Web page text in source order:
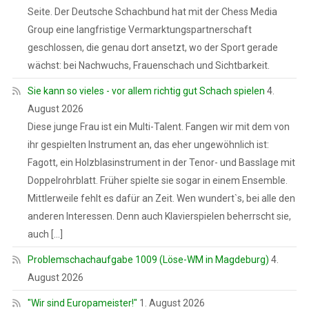
Seite. Der Deutsche Schachbund hat mit der Chess Media
Group eine langfristige Vermarktungspartnerschaft
geschlossen, die genau dort ansetzt, wo der Sport gerade
wächst: bei Nachwuchs, Frauenschach und Sichtbarkeit.
Sie kann so vieles - vor allem richtig gut Schach spielen 4.
August 2026
Diese junge Frau ist ein Multi-Talent. Fangen wir mit dem von
ihr gespielten Instrument an, das eher ungewöhnlich ist:
Fagott, ein Holzblasinstrument in der Tenor- und Basslage mit
Doppelrohrblatt. Früher spielte sie sogar in einem Ensemble.
Mittlerweile fehlt es dafür an Zeit. Wen wundert`s, bei alle den
anderen Interessen. Denn auch Klavierspielen beherrscht sie,
auch […]
Problemschachaufgabe 1009 (Löse-WM in Magdeburg) 4.
August 2026
"Wir sind Europameister!" 1. August 2026